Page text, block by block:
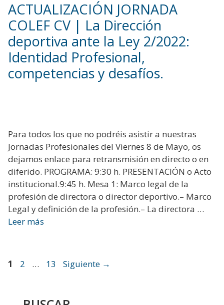
ACTUALIZACIÓN JORNADA
COLEF CV | La Dirección
deportiva ante la Ley 2/2022:
Identidad Profesional,
competencias y desafíos.
Para todos los que no podréis asistir a nuestras
Jornadas Profesionales del Viernes 8 de Mayo, os
dejamos enlace para retransmisión en directo o en
diferido. PROGRAMA: 9:30 h. PRESENTACIÓN o Acto
institucional.9:45 h. Mesa 1: Marco legal de la
profesión de directora o director deportivo.– Marco
Legal y definición de la profesión.– La directora …
Leer más
Página
1 Página
2 … Página
13 Siguiente →